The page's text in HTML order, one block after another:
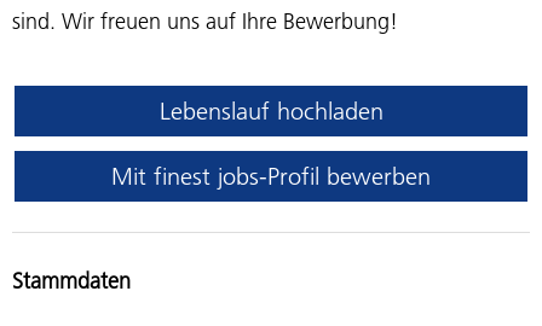
sind. Wir freuen uns auf Ihre Bewerbung!
Lebenslauf hochladen
Mit finest jobs-Profil bewerben
Stammdaten